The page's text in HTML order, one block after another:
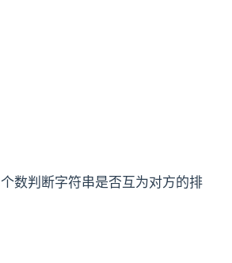
数判断字符串是否互为对方的排